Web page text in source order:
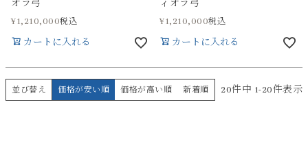
オラ弓
¥1,210,000税込
カートに入れる
ィオラ弓
¥1,210,000税込
カートに入れる
並び替え 価格が安い順 価格が高い順 新着順 20件中 1-20件表示